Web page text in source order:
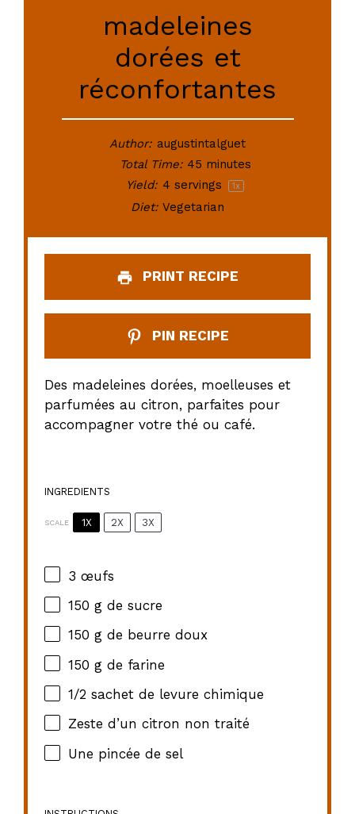
madeleines
dorées et
réconfortantes
Author: augustintalguet
Total Time: 45 minutes
Yield: 4 servings 1x
Diet: Vegetarian
PRINT RECIPE
PIN RECIPE
Des madeleines dorées, moelleuses et
parfumées au citron, parfaites pour
accompagner votre thé ou café.
INGREDIENTS
SCALE 1X 2X 3X
3 œufs
150 g de sucre
150 g de beurre doux
150 g de farine
1/2 sachet de levure chimique
Zeste d’un citron non traité
Une pincée de sel